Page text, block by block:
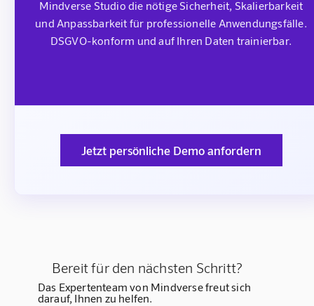
Mindverse Studio die nötige Sicherheit, Skalierbarkeit
und Anpassbarkeit für professionelle Anwendungsfälle.
DSGVO-konform und auf Ihren Daten trainierbar.
Jetzt persönliche Demo anfordern
Bereit für den nächsten Schritt?
Das Expertenteam von Mindverse freut sich
darauf, Ihnen zu helfen.